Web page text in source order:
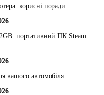
корисні поради
портативний ПК Steam
вашого автомобіля